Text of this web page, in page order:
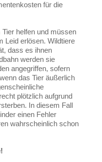
für die
Tier helfen und müssen
Leid erlösen. Wildtiere
dass es ihnen
werden sie
angegriffen, sofern
das Tier äußerlich
plötzlich aufgrund
In diesem Fall
einen Fehler
wahrscheinlich schon